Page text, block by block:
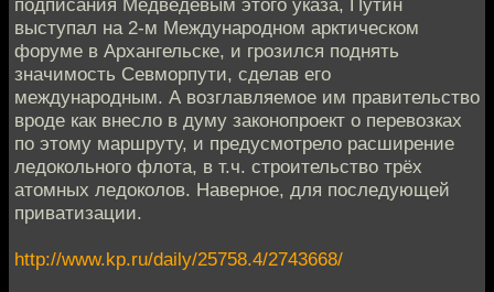
выступал на 2-м Международном арктическом
форуме в Архангельске, и грозился поднять
значимость Севморпути, сделав его
международным. А возглавляемое им правительство
вроде как внесло в думу законопроект о перевозках
по этому маршруту, и предусмотрело расширение
ледокольного флота, в т.ч. строительство трёх
атомных ледоколов. Наверное, для последующей
приватизации.
http://www.kp.ru/daily/25758.4/2743668/